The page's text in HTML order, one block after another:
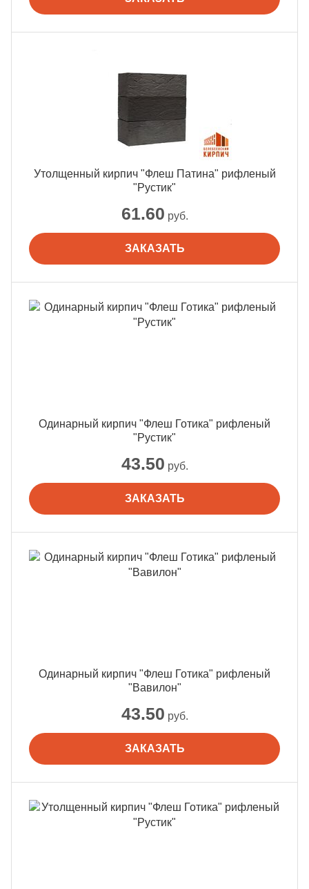
61.60 руб.
ЗАКАЗАТЬ
Утолщенный кирпич "Флеш Патина" рифленый
"Рустик"
43.50 руб.
ЗАКАЗАТЬ
Одинарный кирпич "Флеш Готика" рифленый
"Рустик"
43.50 руб.
ЗАКАЗАТЬ
Одинарный кирпич "Флеш Готика" рифленый
"Вавилон"